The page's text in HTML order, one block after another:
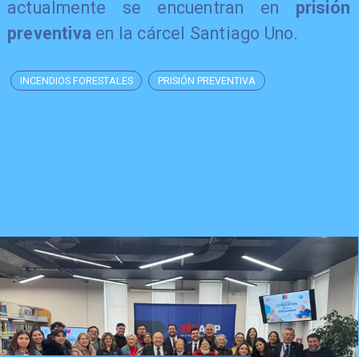
actualmente se encuentran en prisión
preventiva en la cárcel Santiago Uno.
INCENDIOS FORESTALES PRISIÓN PREVENTIVA